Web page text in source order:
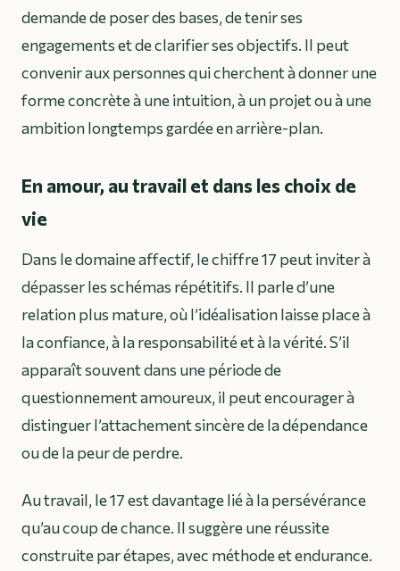
demande de poser des bases, de tenir ses
engagements et de clarifier ses objectifs. Il peut
convenir aux personnes qui cherchent à donner une
forme concrète à une intuition, à un projet ou à une
ambition longtemps gardée en arrière-plan.
En amour, au travail et dans les choix de
vie
Dans le domaine affectif, le chiffre 17 peut inviter à
dépasser les schémas répétitifs. Il parle d’une
relation plus mature, où l’idéalisation laisse place à
la confiance, à la responsabilité et à la vérité. S’il
apparaît souvent dans une période de
questionnement amoureux, il peut encourager à
distinguer l’attachement sincère de la dépendance
ou de la peur de perdre.
Au travail, le 17 est davantage lié à la persévérance
qu’au coup de chance. Il suggère une réussite
construite par étapes, avec méthode et endurance.